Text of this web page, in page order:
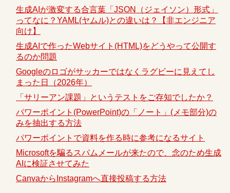
生成AIが激変する合言葉「JSON（ジェイソン）形式」
ってなに？YAML(ヤムル)との違いは？【非エンジニア
向け】
生成AIで作ったWebサイト(HTML)をどうやって公開す
るのか問題
Googleのロゴがサッカーではなくラグビーに見えてし
まった日（2026年）
「サリーアン課題」というテストをご存知でしたか？
パワーポイント(PowerPoint)の「ノート」(メモ部分)の
みを抽出する方法
パワーポイントで資料を作る時に参考になるサイト
Microsoftを騙るスパムメールが来たので、念のため生成
AIに検証させてみた
CanvaからInstagramへ直接投稿する方法